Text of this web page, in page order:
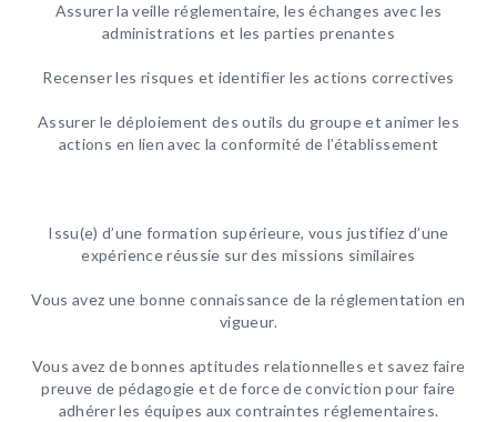
Assurer la veille réglementaire, les échanges avec les
administrations et les parties prenantes
Recenser les risques et identifier les actions correctives
Assurer le déploiement des outils du groupe et animer les
actions en lien avec la conformité de l’établissement
Issu(e) d’une formation supérieure, vous justifiez d’une
expérience réussie sur des missions similaires
Vous avez une bonne connaissance de la réglementation en
vigueur.
Vous avez de bonnes aptitudes relationnelles et savez faire
preuve de pédagogie et de force de conviction pour faire
adhérer les équipes aux contraintes réglementaires.